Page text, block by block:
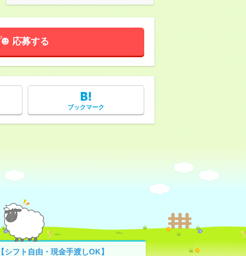
応募する
ブックマーク
【シフト自由・現金手渡しOK】